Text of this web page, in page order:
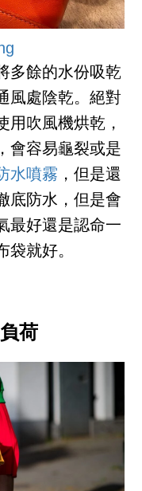
多餘的水份吸乾
風處陰乾。絕對
用吹風機烘乾，
會容易龜裂或是
水噴霧 ，但是還
底防水，但是會
最好還是認命一
袋就好。
荷